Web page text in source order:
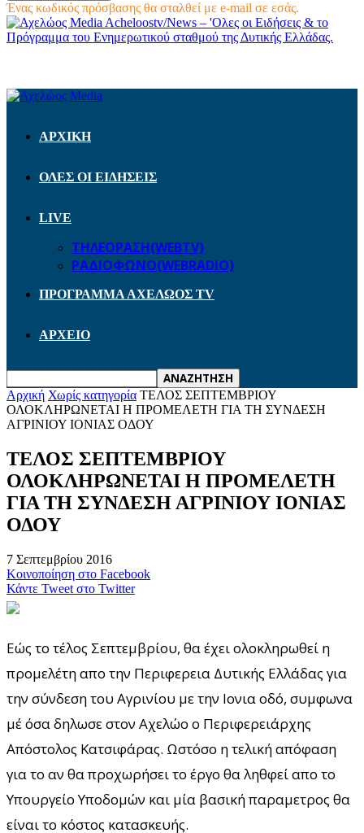
Ένας κωδικός πρόσβασης θα σταλθεί με e-mail σε εσάς.
Acheloostv/News – 'Ολες οι Ειδήσεις & το
Πρόγραμμα του Ενημερωτικού σταθμού της Δυτικής Ελλάδας.
ΑΡΧΙΚΗ
ΟΛΕΣ ΟΙ ΕΙΔΗΣΕΙΣ
LIVE
ΤΗΛΕΟΡΑΣΗ(WEBTV)
ΡΑΔΙΟΦΩΝΟ(WEBRADIO)
ΠΡΟΓΡΑΜΜΑ ΑΧΕΛΩΟΣ TV
ΑΡΧΕΙΟ
Αρχική Χωρίς κατηγορία ΤΕΛΟΣ ΣΕΠΤΕΜΒΡΙΟΥ
ΟΛΟΚΛΗΡΩΝΕΤΑΙ Η ΠΡΟΜΕΛΕΤΗ ΓΙΑ ΤΗ ΣΥΝΔΕΣΗ
ΑΓΡΙΝΙΟΥ ΙΟΝΙΑΣ ΟΔΟΥ
ΤΕΛΟΣ ΣΕΠΤΕΜΒΡΙΟΥ
ΟΛΟΚΛΗΡΩΝΕΤΑΙ Η ΠΡΟΜΕΛΕΤΗ
ΓΙΑ ΤΗ ΣΥΝΔΕΣΗ ΑΓΡΙΝΙΟΥ ΙΟΝΙΑΣ
ΟΔΟΥ
7 Σεπτεμβρίου 2016
Κοινοποίηση στο Facebook
Κάντε Tweet στο Twitter
Εώς το τέλος Σεπτεμβρίου, θα έχει ολοκληρωθεί η
προμελέτη απο την Περιφερεια Δυτικής Ελλάδας για
την σύνδεση του Αγρινίου με την Ιονια οδό, συμφωνα
μέ όσα δηλωσε στον Αχελώο ο Περιφερειάρχης
Απόστολος Κατσιφάρας. Ωστόσο η τελική απόφαση
για το αν θα προχωρήσει το έργο θα ληθφεί απο το
Υπουργείο Υποδομών και μία βασική παραμετρος θα
είναι το κόστος κατασκευής.